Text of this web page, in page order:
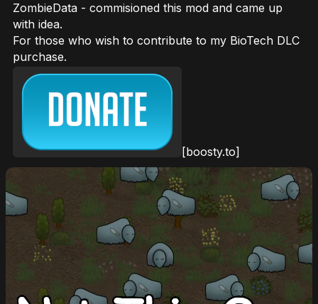
ZombieData - commisioned this mod and came up
with idea.
For those who wish to contribute to my BioTech DLC
purchase.
[boosty.to]